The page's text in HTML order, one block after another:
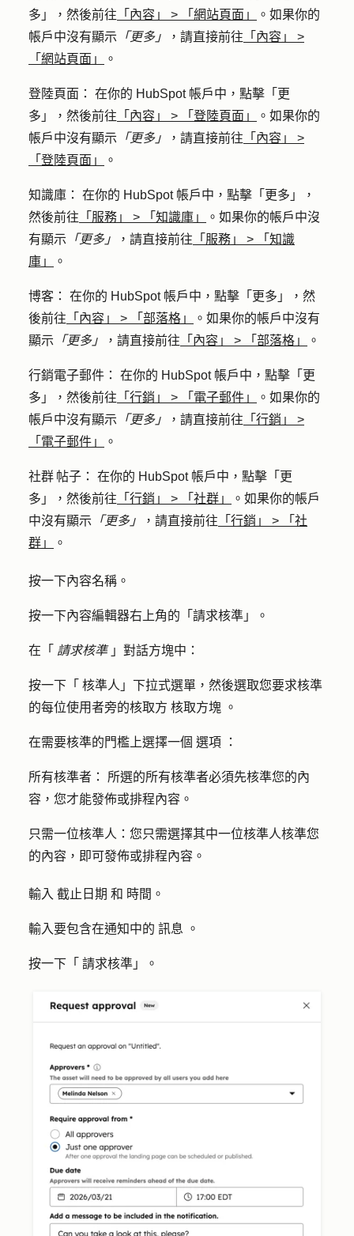
多」
，然後前往 「內容」 > 「網站頁面」
。如果你的
帳戶中沒有顯示 「更多」 ，請直接前往 「內容」
>
「網站頁面」
。
登陸頁面 ： 在你的 HubSpot 帳戶中，點擊 「更
多」
，然後前往 「內容」 > 「登陸頁面」
。如果你的
帳戶中沒有顯示 「更多」 ，請直接前往 「內容」
>
「登陸頁面」
。
知識庫 ： 在你的 HubSpot 帳戶中，點擊 「更多」
，
然後前往 「服務」 > 「知識庫」
。如果你的帳戶中沒
有顯示 「更多」 ，請直接前往 「服務」 >
「知識
庫」
。
博客 ： 在你的 HubSpot 帳戶中，點擊 「更多」
，然
後前往 「內容」 > 「部落格」
。如果你的帳戶中沒有
顯示 「更多」 ，請直接前往 「內容」 > 「部落格」 。
行銷電子郵件 ： 在你的 HubSpot 帳戶中，點擊 「更
多」
，然後前往 「行銷」 > 「電子郵件」
。如果你的
帳戶中沒有顯示 「更多」 ，請直接前往 「行銷」
>
「電子郵件」
。
社群 帖子 ： 在你的 HubSpot 帳戶中，點擊 「更
多」
，然後前往 「行銷」 > 「社群」
。如果你的帳戶
中沒有顯示 「更多」 ，請直接前往 「行銷」 >
「社
群」
。
按一下內容名稱 。
按一下內容編輯器右上角的「 請求核準 」。
在「 請求核準」對話方塊中：
按一下「 核準人 」下拉式選單，然後選取您要求核準
的每位使用者旁的核取方 核取方塊 。
在需要核準的門檻上選擇一個 選項 ：
所有核準者：
所選的所有核準者必須先核準您的內
容，您才能發佈或排程內容。
只需一位核準人： 您只需選擇其中一位核準人核準您
的內容，即可發佈或排程內容。
輸入 截止日期 和 時間 。
輸入要包含在通知中的 訊息 。
按一下「 請求核準 」。